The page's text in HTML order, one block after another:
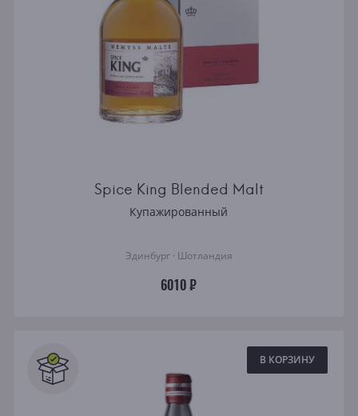
Spice King Blended Malt
Купажированный
Эдинбург · Шотландия
6010 ₽
В КОРЗИНУ